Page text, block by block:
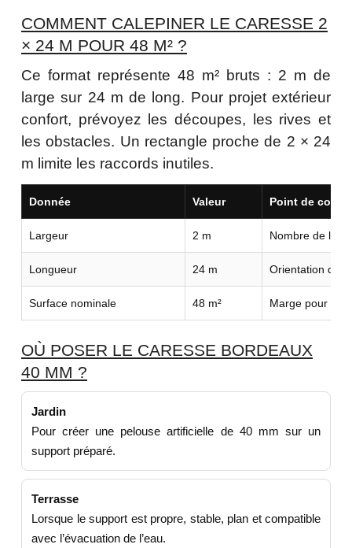
COMMENT CALEPINER LE CARESSE 2
× 24 M POUR 48 M² ?
Ce format représente 48 m² bruts : 2 m de
large sur 24 m de long. Pour projet extérieur
confort, prévoyez les découpes, les rives et
les obstacles. Un rectangle proche de 2 × 24
m limite les raccords inutiles.
Donnée Valeur Point de
Largeur 2 m Nombre de lés
Longueur 24 m Orientation du
Surface nominale 48 m² Marge pour
OÙ POSER LE CARESSE BORDEAUX
40 MM ?
Jardin
Pour créer une pelouse artificielle de 40 mm sur un
support préparé.
Terrasse
Lorsque le support est propre, stable, plan et compatible
avec l’évacuation de l’eau.